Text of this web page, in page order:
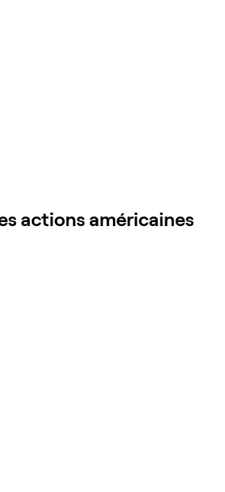
actions américaines